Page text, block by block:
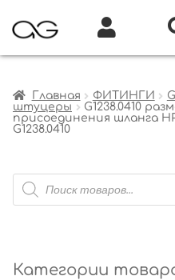
Главная ФИТИНГИ
штуцеры
G1238.0410
присоединения шланга
G1238.0410
Поиск
товаров
Категории